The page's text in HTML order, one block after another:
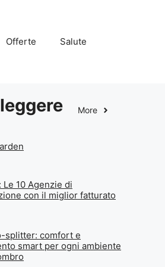
Offerte Salute
More
Le 10 Agenzie di
con il miglior fatturato
splitter: comfort e
smart per ogni ambiente